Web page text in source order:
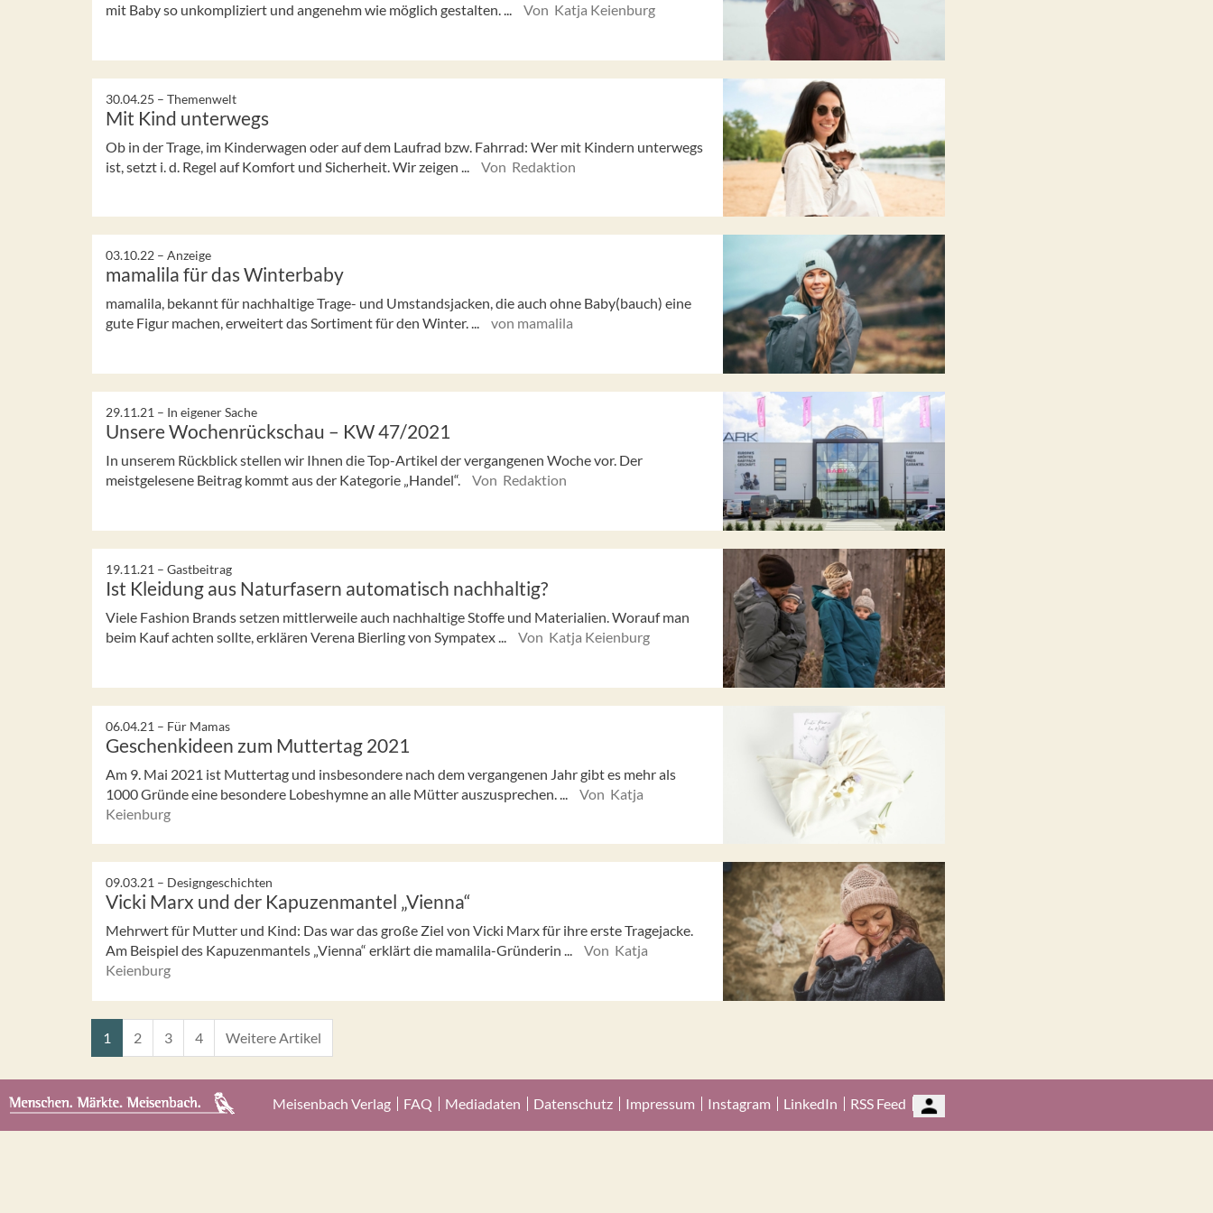
mit Baby so unkompliziert und angenehm wie möglich gestalten. ... Von Katja Keienburg
30.04.25 – Themenwelt
Mit Kind unterwegs
Ob in der Trage, im Kinderwagen oder auf dem Laufrad bzw. Fahrrad: Wer mit Kindern unterwegs
ist, setzt i. d. Regel auf Komfort und Sicherheit. Wir zeigen ...
Von Redaktion
03.10.22 – Anzeige
mamalila für das Winterbaby
mamalila, bekannt für nachhaltige Trage- und Umstandsjacken, die auch ohne Baby(bauch) eine
gute Figur machen, erweitert das Sortiment für den Winter. ...
von mamalila
29.11.21 – In eigener Sache
Unsere Wochenrückschau – KW 47/2021
In unserem Rückblick stellen wir Ihnen die Top-Artikel der vergangenen Woche vor. Der
meistgelesene Beitrag kommt aus der Kategorie „Handel“.
Von Redaktion
19.11.21 – Gastbeitrag
Ist Kleidung aus Naturfasern automatisch nachhaltig?
Viele Fashion Brands setzen mittlerweile auch nachhaltige Stoffe und Materialien. Worauf man
beim Kauf achten sollte, erklären Verena Bierling von Sympatex ...
Von Katja Keienburg
06.04.21 – Für Mamas
Geschenkideen zum Muttertag 2021
Am 9. Mai 2021 ist Muttertag und insbesondere nach dem vergangenen Jahr gibt es mehr als
1000 Gründe eine besondere Lobeshymne an alle Mütter auszusprechen. ...
Von Katja
Keienburg
09.03.21 – Designgeschichten
Vicki Marx und der Kapuzenmantel „Vienna“
Mehrwert für Mutter und Kind: Das war das große Ziel von Vicki Marx für ihre erste Tragejacke.
Am Beispiel des Kapuzenmantels „Vienna“ erklärt die mamalila-Gründerin ...
Von Katja
Keienburg
1 2 3 4 Weitere Artikel
Meisenbach Verlag FAQ Mediadaten Datenschutz Impressum Instagram LinkedIn RSS Feed